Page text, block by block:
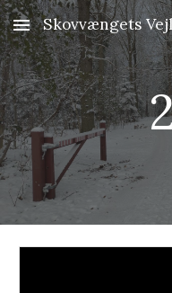
Skip to main content
Skovvængets